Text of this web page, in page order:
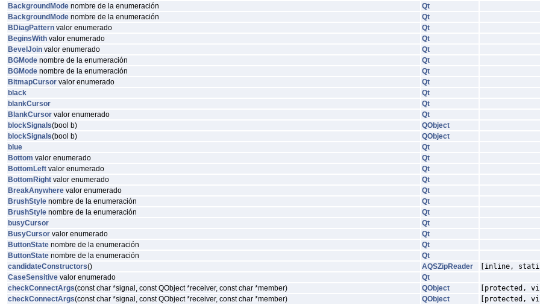
BackgroundMode nombre de la enumeración
Qt
BackgroundMode nombre de la enumeración
Qt
BDiagPattern valor enumerado
Qt
BeginsWith valor enumerado
Qt
BevelJoin valor enumerado
Qt
BGMode nombre de la enumeración
Qt
BGMode nombre de la enumeración
Qt
BitmapCursor valor enumerado
Qt
black
Qt
blankCursor
Qt
BlankCursor valor enumerado
Qt
blockSignals(bool b)
QObject
blockSignals(bool b)
QObject
blue
Qt
Bottom valor enumerado
Qt
BottomLeft valor enumerado
Qt
BottomRight valor enumerado
Qt
BreakAnywhere valor enumerado
Qt
BrushStyle nombre de la enumeración
Qt
BrushStyle nombre de la enumeración
Qt
busyCursor
Qt
BusyCursor valor enumerado
Qt
ButtonState nombre de la enumeración
Qt
ButtonState nombre de la enumeración
Qt
candidateConstructors() AQSZipReader
[inline,
CaseSensitive valor enumerado
Qt
checkConnectArgs(const char *signal, const QObject *receiver, const char *member) QObject
[protected,
checkConnectArgs(const char *signal, const QObject *receiver, const char *member) QObject
[protected,